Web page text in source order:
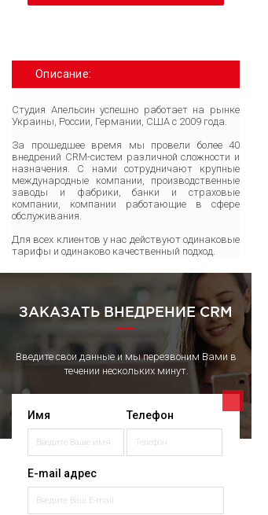
Описание:
Студия Апельсин успешно работает на рынке
Украины, России, Германии, США с 2009 года.
За прошедшее время мы провели более 40
внедрений CRM-систем различной сложности и
назначения. С нами сотрудничают крупные
международные компании, производственные
заводы и фабрики, банки и страховые
компании, компании работающие в сфере
обслуживания.
Для всех клиентов у нас действуют одинаковые
тарифы и одинаково качественный подход.
ЗАКАЗАТЬ ВНЕДРЕНИЕ CRM
Введите свои данные и мы перезвоним Вами в
течении нескольких минут.
Имя Телефон
E-mail адрес